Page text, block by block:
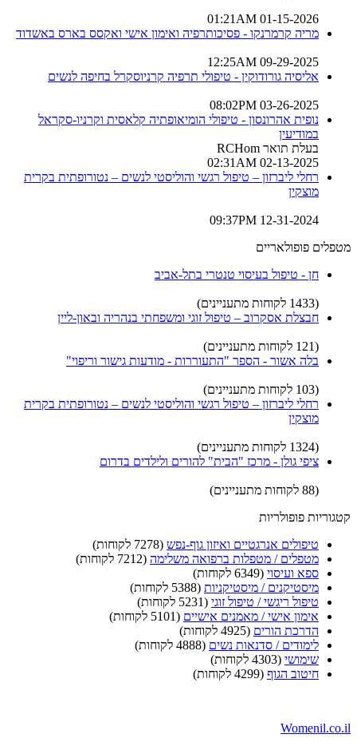
01-15-2026 01:21AM
מריה קרמרנקו - פסיכותרפיה ואימון אישי ואקסס בארס באשדוד
09-29-2025 12:25AM
אליסיה גורודוקין - טיפולי תרפיה קרניוסקרל בחיפה לנשים
03-26-2025 08:02PM
נופית אהרונסון - טיפולי הומיאופתיה קלאסית וקרניו-סקראל
במודיעין
בעלת תואר RCHom
02-13-2025 02:31AM
רחלי ליברזון – טיפול רגשי והוליסטי לנשים – נטורופתית בקרית
מוצקין
12-31-2024 09:37PM
מטפלים פופולאריים
חן - טיפול בעיסוי טנטרי בתל-אביב
(1433 לקוחות מתעניינים)
חבצלת אסקרוב – טיפול זוגי ומשפחתי בנהריה ובאון-ליין
(121 לקוחות מתעניינים)
בלה אשור - הספר "התעוררות - מודעות גישור וריפוי"
(103 לקוחות מתעניינים)
רחלי ליברזון – טיפול רגשי והוליסטי לנשים – נטורופתית בקרית
מוצקין
(1324 לקוחות מתעניינים)
ציפי גולן - מרכז "הבית" להורים ולילדים בדרום
(88 לקוחות מתעניינים)
קטגוריות פופולריות
טיפולים אנרגטיים ואיזון גוף-נפש (7278 לקוחות)
מטפלים / מטפלות ברפואה משלימה (7212 לקוחות)
ספא ועיסוי (6349 לקוחות)
מיסטיקנים / מיסטיקניות (5388 לקוחות)
טיפול ריגשי / טיפול זוגי (5231 לקוחות)
אימון אישי / מאמנים אישיים (5101 לקוחות)
הדרכת הורים (4925 לקוחות)
לימודים / סדנאות נשים (4888 לקוחות)
שימושי (4303 לקוחות)
חיטוב הגוף (4299 לקוחות)
Womenil.co.il